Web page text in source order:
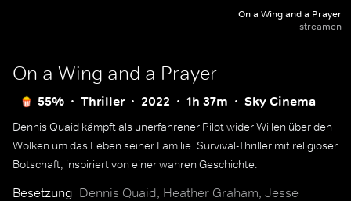
On a Wing and a Prayer
streamen
On a Wing and a Prayer
55% Thriller 2022 1h 37m Sky Cinema
Dennis Quaid kämpft als unerfahrener Pilot wider Willen über den
Wolken um das Leben seiner Familie. Survival-Thriller mit religiöser
Botschaft, inspiriert von einer wahren Geschichte.
Besetzung Dennis Quaid, Heather Graham, Jesse